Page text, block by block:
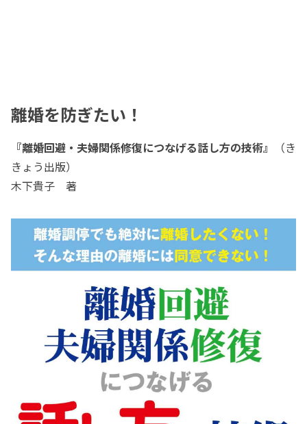
離婚を防ぎたい！
『離婚回避・夫婦関係修復につなげる話し方の技術』
（き
きょう出版）
木下貴子 著